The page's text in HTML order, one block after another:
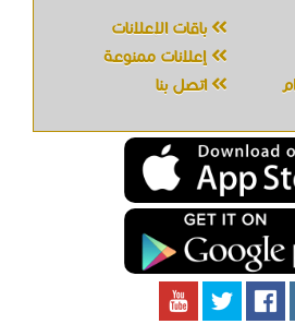
لتقنية المعلومات